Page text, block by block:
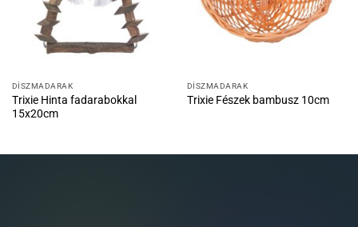
DÍSZMADARAK
Trixie Hinta fadarabokkal
15x20cm
DÍSZMADARAK
Trixie Fészek bambusz 10cm